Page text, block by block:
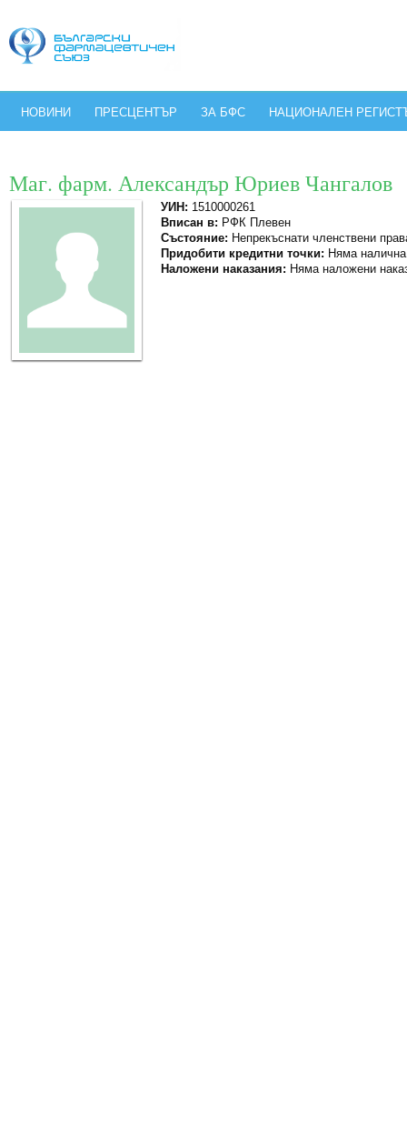
НОВИНИ ПРЕСЦЕНТЪР ЗА БФС НАЦИОНАЛЕН
Маг. фарм. Александър Юриев Чангалов
УИН: 1510000261
Вписан в: РФК Плевен
Състояние: Непрекъснати членствени
Придобити кредитни точки: Няма
Наложени наказания: Няма наложени